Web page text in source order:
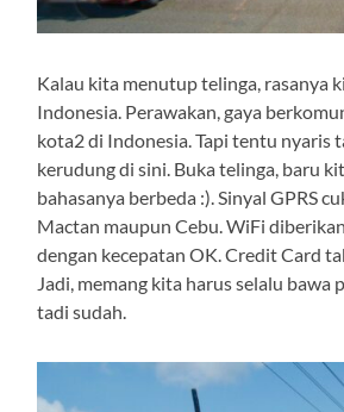
Kalau kita menutup telinga, rasanya
Indonesia. Perawakan, gaya
kota2 di Indonesia. Tapi tentu nyaris
kerudung di sini. Buka telinga, baru
bahasanya berbeda :). Sinyal GPRS
Mactan maupun Cebu. WiFi
dengan kecepatan OK. Credit Card
Jadi, memang kita harus selalu bawa
tadi sudah.